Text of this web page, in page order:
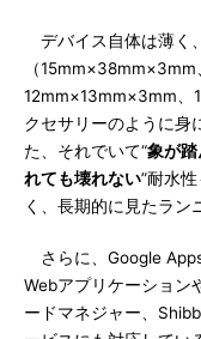
デバイス自体は薄く
（
12mm×13mm×3mm、
クセサリーのように身
た、それでいて“象が
れても壊れない”耐水
く、長期的に見たラン
さらに、Google
Webアプリケーション
ードマネジャー、